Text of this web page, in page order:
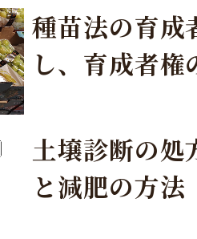
種苗法の育成
し、育成者権
しょう！
土壌診断の処
と減肥の方法